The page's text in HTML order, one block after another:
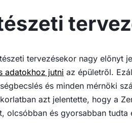
tervezésekor nagy előnyt
adatokhoz jutni az épületről.
és minden mérnöki
azt jelentette, hogy a
olcsóbban és gyorsabban tudta